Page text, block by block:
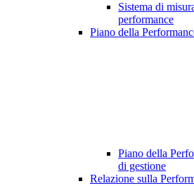
Sistema di
performance
Piano della
Piano della
di gestione
Relazione sulla